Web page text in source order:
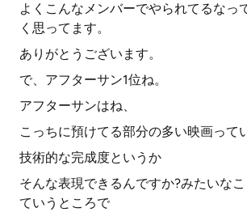
よくこんなメンバーでやられてるなっ
く思ってます。
ありがとうございます。
で、アフターサン1位ね。
アフターサンはね、
こっちに預けてる部分の多い映画って
技術的な完成度というか
そんな表現できるんですか?みたいな
ていうところで